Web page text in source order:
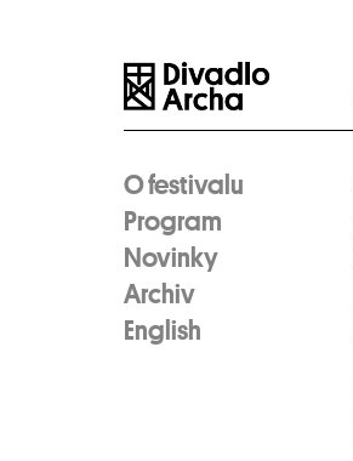
O festivalu
Program
Novinky
Archiv
English